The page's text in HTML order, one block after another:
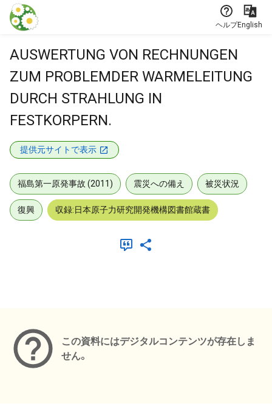
本文に飛ぶ
ヘルプEnglish
AUSWERTUNG VON RECHNUNGEN
ZUM PROBLEMDER WARMELEITUNG
DURCH STRAHLUNG IN
FESTKORPERN.
提供元サイトで表示
福島第一原発事故 (2011) 震災への備え 被災状況
復興 収録:日本原子力研究開発機構図書館蔵書
この資料にはデジタルコンテンツが存在しま
せん。